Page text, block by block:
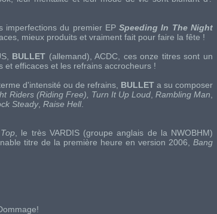
imperfections du premier EPSpeeding In The Night
mieux produits et vraiment fait pour faire la fête !
, BULLET (allemand),ACDC , ces onze titres sont un
et efficaces et les refrains accrocheurs !
d'intensité ou de refrains, BULLET a su composer
Riders (Riding Free), Turn It Up Loud, Rambling Man
Steady, Raise Hell.
, le très VARDIS(groupe anglais de la NWOBHM)
titre de la première heure en version 2006,Bang